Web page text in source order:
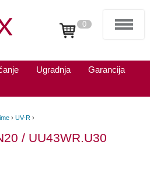
0
Ugradnja
Garancija
› UV-R ›
/ UU43WR.U30